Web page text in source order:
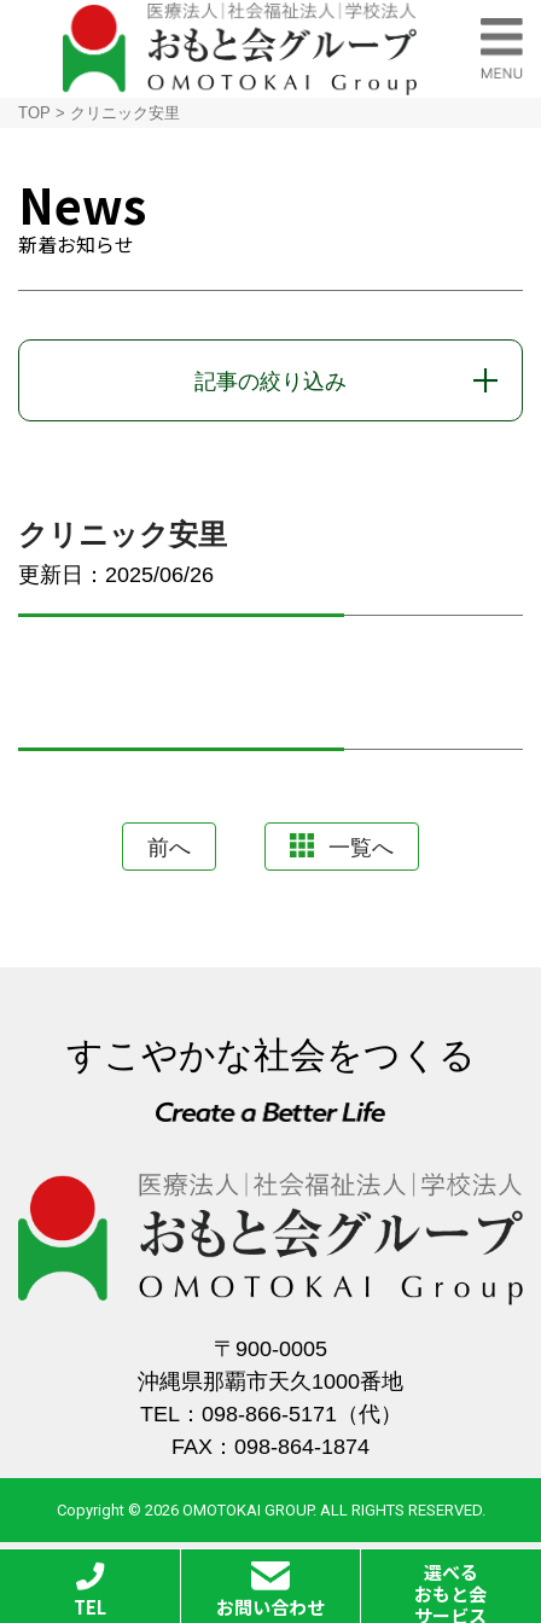
TOP > クリニック安里
News
新着お知らせ
記事の絞り込み
クリニック安里
更新日：2025/06/26
前へ 一覧へ
すこやかな社会をつくる
〒900-0005
沖縄県那覇市天久1000番地
TEL：098-866-5171（代）
FAX：098-864-1874
Copyright © 2026 OMOTOKAI GROUP. ALL RIGHTS RESERVED.
TEL お問い合わせ
選べる
おもと会
サービス